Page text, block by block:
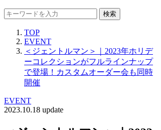
検索
TOP
EVENT
＜ジェントルマン＞｜2023年ホリデ
ーコレクションがフルラインナップ
で登場！カスタムオーダー会も同時
開催
EVENT
2023.10.18 update